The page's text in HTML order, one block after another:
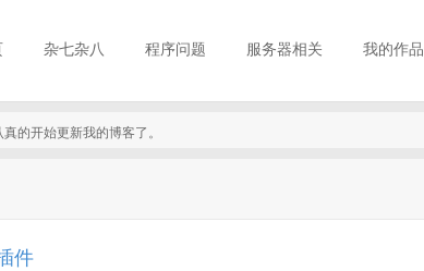
杂七杂八 程序问题 服务器相关 我的作品
的开始更新我的博客了。
件